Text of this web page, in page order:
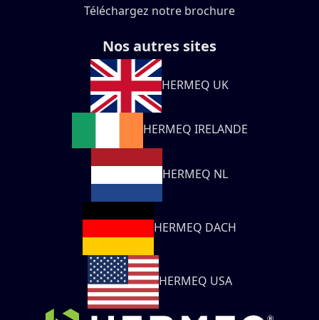
Téléchargez notre brochure
Nos autres sites
HERMEQ UK
HERMEQ IRELANDE
HERMEQ NL
HERMEQ DACH
HERMEQ USA